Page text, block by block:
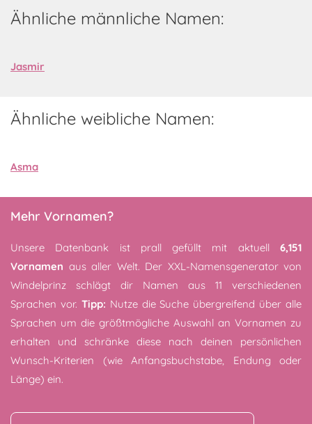
Ähnliche männliche Namen:
Jasmir
Ähnliche weibliche Namen:
Asma
Mehr Vornamen?
Unsere Datenbank ist prall gefüllt mit aktuell 6,151
Vornamen aus aller Welt. Der XXL-Namensgenerator von
Windelprinz schlägt dir Namen aus 11 verschiedenen
Sprachen vor. Tipp: Nutze die Suche übergreifend über alle
Sprachen um die größtmögliche Auswahl an Vornamen zu
erhalten und schränke diese nach deinen persönlichen
Wunsch-Kriterien (wie Anfangsbuchstabe, Endung oder
Länge) ein.